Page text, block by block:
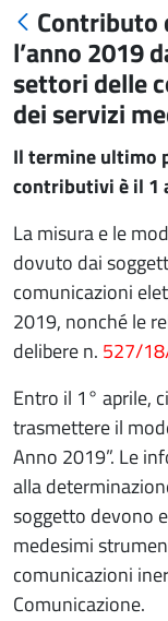
Contributo
l’anno 2019
settori delle
dei servizi
Il termine ultimo
contributivi è il 1
La misura e le
dovuto dai
comunicazioni
2019, nonché le
delibere n. 527/
Entro il 1° aprile,
trasmettere il
Anno 2019”. Le
alla
soggetto devono
medesimi
comunicazioni
Comunicazione.